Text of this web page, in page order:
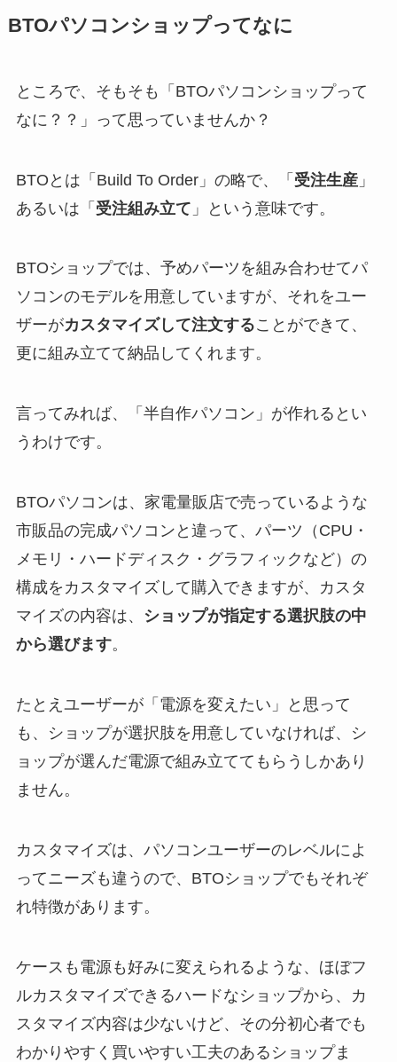
BTOパソコンショップってなに
ところで、そもそも「BTOパソコンショップって
なに？？」って思っていませんか？
BTOとは「Build To Order」の略で、「 受注生産」
あるいは「 受注組み立て 」という意味です。
BTOショップでは、予めパーツを組み合わせてパ
ソコンのモデルを用意していますが、それをユー
ザーがカスタマイズして注文することができて、
更に組み立てて納品してくれます。
言ってみれば、「半自作パソコン」が作れるとい
うわけです。
BTOパソコンは、家電量販店で売っているような
市販品の完成パソコンと違って、パーツ（CPU・
メモリ・ハードディスク・グラフィックなど）の
構成をカスタマイズして購入できますが、カスタ
マイズの内容は、
ショップが指定する選択肢の中
から選びます。
たとえユーザーが「電源を変えたい」と思って
も、ショップが選択肢を用意していなければ、シ
ョップが選んだ電源で組み立ててもらうしかあり
ません。
カスタマイズは、パソコンユーザーのレベルによ
ってニーズも違うので、BTOショップでもそれぞ
れ特徴があります。
ケースも電源も好みに変えられるような、ほぼフ
ルカスタマイズできるハードなショップから、カ
スタマイズ内容は少ないけど、その分初心者でも
わかりやすく買いやすい工夫のあるショップま